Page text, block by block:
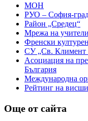
МОН
РУО – София-
Район „Средец“
Мрежа на
Френски
СУ „Св. Климент
Асоциация на
България
Международна
Рейтинг на
Още от сайта